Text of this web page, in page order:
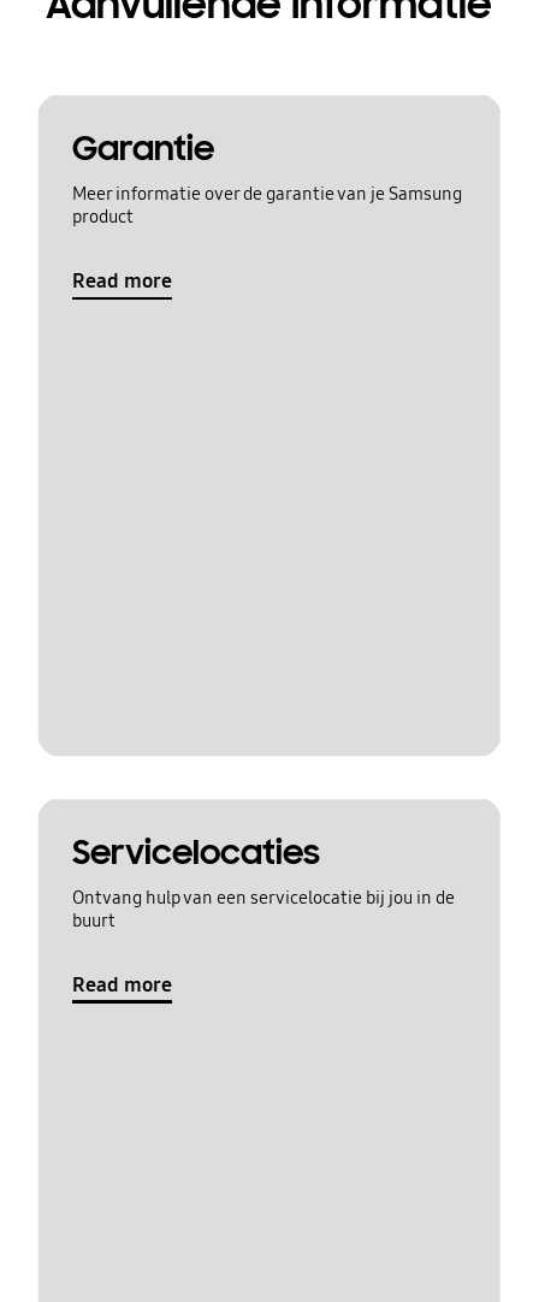
Garantie
Meer informatie over de garantie van je Samsung
product
Read more
Servicelocaties
Ontvang hulp van een servicelocatie bij jou in de
buurt
Read more